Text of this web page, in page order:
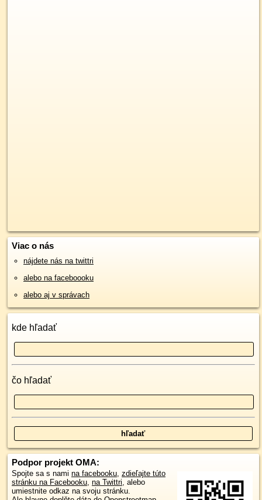
Viac o nás
nájdete nás na twittri
alebo na faceboooku
alebo aj v správach
kde hľadať
čo hľadať
Podpor projekt OMA:
Spojte sa s nami na facebooku, zdieľajte túto
stránku na Facebooku, na Twittri, alebo
umiestnite odkaz na svoju stránku.